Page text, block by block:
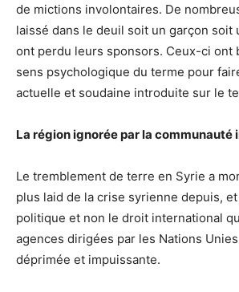
de mictions involontaires. De
laissé dans le deuil soit un garçon soit
ont perdu leurs sponsors. Ceux-ci ont
sens psychologique du terme pour
actuelle et soudaine introduite sur le
La région ignorée par la communauté
Le tremblement de terre en Syrie a
plus laid de la crise syrienne depuis, et
politique et non le droit international
agences dirigées par les Nations
déprimée et impuissante.